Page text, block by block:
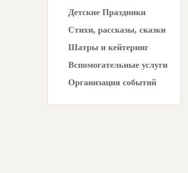
Детские Праздники
Стихи, рассказы, сказки
Шатры и кейтеринг
Вспомогательные услуги
Организация событий